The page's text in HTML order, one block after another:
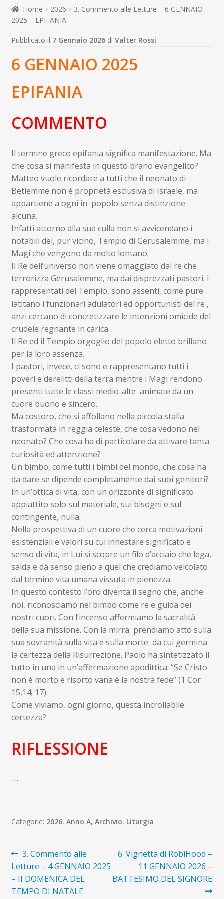
Contatti
Don Bosco
Home 2026
3. Commento alle Letture – 6 GENNAIO
2025 – EPIFANIA
Pubblicato il 7 Gennaio 2026 di Valter Rossi
6 GENNAIO 2025
EPIFANIA
COMMENTO
Il termine greco epifania significa manifestazione. Ma
che cosa si manifesta in questo brano evangelico?
Matteo vuole ricordare a tutti che il neonato di
Betlemme non è proprietà esclusiva di Israele, ma
appartiene a ogni in popolo senza distinzione
alcuna.
Infatti attorno alla sua culla non si avvicendano i
notabili del, pur vicino, Tempio di Gerusalemme, ma i
Magi che vengono da molto lontano.
Il Re dell’universo non viene omaggiato dal re che
terrorizza Gerusalemme, ma dai disprezzati pastori. I
rappresentati del Tempio, sono assenti, come pure
latitano i funzionari adulatori ed opportunisti del re ,
anzi cercano di concretizzare le intenzioni omicide del
crudele regnante in carica.
Il Re ed il Tempio orgoglio del popolo eletto brillano
per la loro assenza.
I pastori, invece, ci sono e rappresentano tutti i
poveri e derelitti della terra mentre i Magi rendono
presenti tutte le classi medio-alte animate da un
cuore buono e sincero.
Ma costoro, che si affollano nella piccola stalla
trasformata in reggia celeste, che cosa vedono nel
neonato? Che cosa ha di particolare da attivare tanta
curiosità ed attenzione?
Un bimbo, come tutti i bimbi del mondo, che cosa ha
da dare se dipende completamente dai suoi genitori?
In un’ottica di vita, con un orizzonte di significato
appiattito solo sul materiale, sui bisogni e sul
contingente, nulla.
Nella prospettiva di un cuore che cerca motivazioni
esistenziali e valori su cui innestare significato e
senso di vita, in Lui si scopre un filo d’acciaio che lega,
salda e dà senso pieno a quel che crediamo veicolato
dal termine vita umana vissuta in pienezza.
In questo contesto l’oro diventa il segno che, anche
noi, riconosciamo nel bimbo come re e guida dei
nostri cuori. Con l’incenso affermiamo la sacralità
della sua missione. Con la mirra prendiamo atto sulla
sua sovranità sulla vita e sulla morte da cui germina
la certezza della Risurrezione. Paolo ha sintetizzato il
tutto in una in un’affermazione apodittica: “Se Cristo
non è morto e risorto vana è la nostra fede” (1 Cor
15,14; 17).
Come viviamo, ogni giorno, questa incrollabile
certezza?
RIFLESSIONE
….
Categorie: 2026, Anno A, Archivio, Liturgia
Navigazione
articoli
Articolo
precedente:
3. Commento alle
Letture – 4 GENNAIO 2025
– II DOMENICA DEL
TEMPO DI NATALE
Articolo
successivo:
6. Vignetta di RobiHood –
11 GENNAIO 2026 –
BATTESIMO DEL SIGNORE